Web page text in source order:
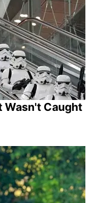
Wasn't Caught